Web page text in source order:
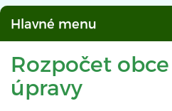
Hlavné menu
Rozpočet
úpravy